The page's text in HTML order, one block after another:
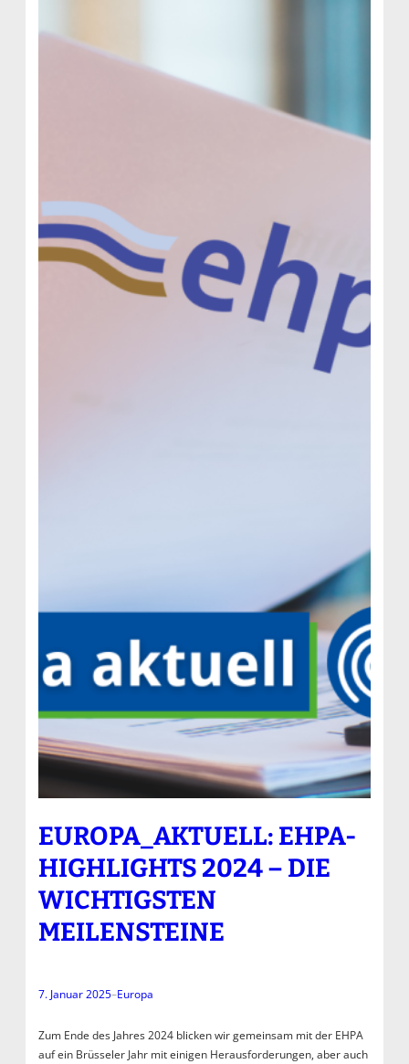
EUROPA_AKTUELL: EHPA-
HIGHLIGHTS 2024 – DIE
WICHTIGSTEN
MEILENSTEINE
7. Januar 2025–Europa
Zum Ende des Jahres 2024 blicken wir gemeinsam mit der EHPA
auf ein Brüsseler Jahr mit einigen Herausforderungen, aber auch